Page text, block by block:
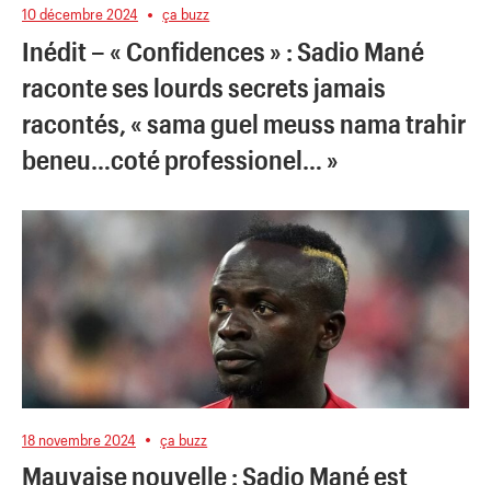
10 décembre 2024 ça buzz
Inédit – « Confidences » : Sadio Mané
raconte ses lourds secrets jamais
racontés, « sama guel meuss nama trahir
beneu…coté professionel… »
18 novembre 2024 ça buzz
Mauvaise nouvelle : Sadio Mané est